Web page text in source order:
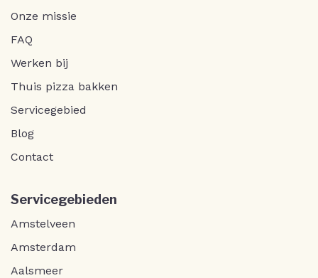
Onze missie
FAQ
Werken bij
Thuis pizza bakken
Servicegebied
Blog
Contact
Servicegebieden
Amstelveen
Amsterdam
Aalsmeer